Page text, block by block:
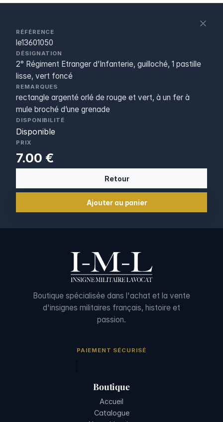
RÉFÉRENCE
le13601050
DÉSIGNATION
2° Régiment Etranger d’Infanterie, guilloché, 1 pastille
lisse, vert foncé
REMARQUES
rectangle argenté orlé de rouge et vert, à un fer à
mule broché d’une grenade
DISPONIBILITÉ
Disponible
PRIX
7.00 €
Retour
Ajouter au panier
Boutique spécialisée dans l'achat et la vente
d'insignes militaires français, histoire et
passion.
PAIEMENT SÉCURISÉ
Boutique
Accueil
Catalogue